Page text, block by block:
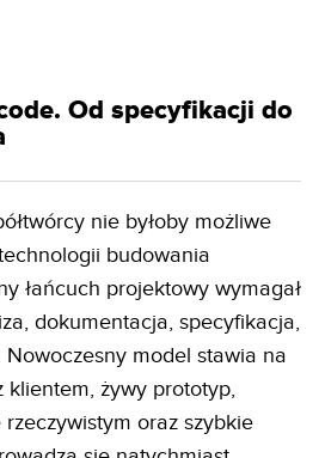
Od specyfikacji do
nie byłoby możliwe
budowania
łańcuch projektowy wymagał
dokumentacja, specyfikacja,
model stawia na
klientem, żywy prototyp,
oraz szybkie